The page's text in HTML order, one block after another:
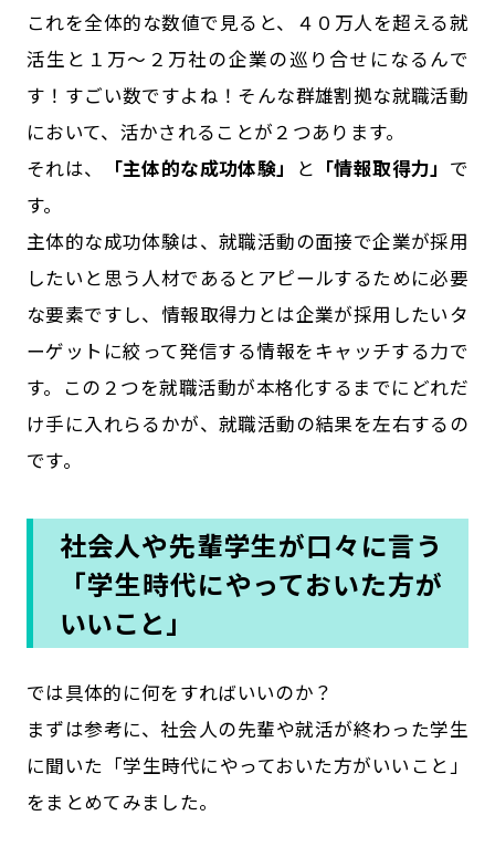
これを全体的な数値で見ると、４０万人を超える就
活生と１万～２万社の企業の巡り合せになるんで
す！すごい数ですよね！そんな群雄割拠な就職活動
において、活かされることが２つあります。
それは、
「主体的な成功体験」 と 「情報取得力」 で
す。
主体的な成功体験は、就職活動の面接で企業が採用
したいと思う人材であるとアピールするために必要
な要素ですし、情報取得力とは企業が採用したいタ
ーゲットに絞って発信する情報をキャッチする力で
す。この２つを就職活動が本格化するまでにどれだ
け手に入れらるかが、就職活動の結果を左右するの
です。
社会人や先輩学生が口々に言う
「学生時代にやっておいた方が
いいこと」
では具体的に何をすればいいのか？
まずは参考に、社会人の先輩や就活が終わった学生
に聞いた「学生時代にやっておいた方がいいこと」
をまとめてみました。